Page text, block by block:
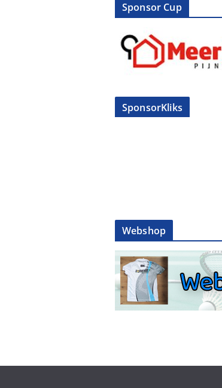
Sponsor Cup
SponsorKliks
Webshop